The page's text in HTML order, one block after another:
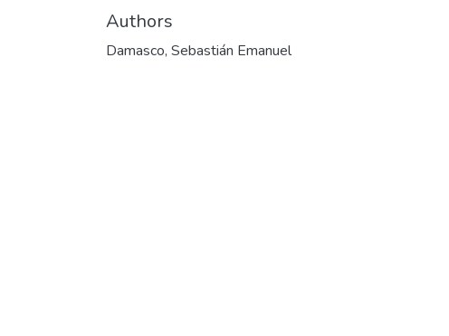
Authors
Damasco, Sebastián Emanuel